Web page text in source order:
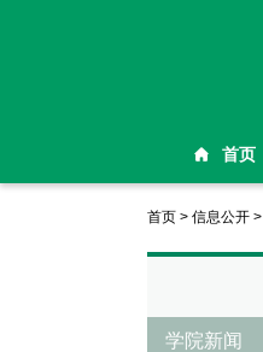
首页
首页 > 信息公开 >
学院新闻